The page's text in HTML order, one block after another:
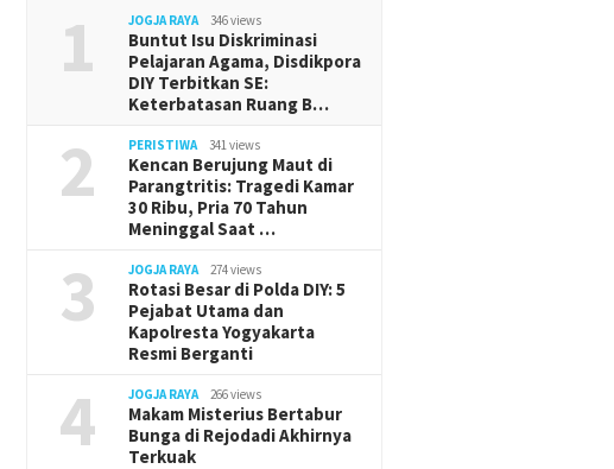
1 JOGJA RAYA 346 views
Buntut Isu Diskriminasi
Pelajaran Agama, Disdikpora
DIY Terbitkan SE:
Keterbatasan Ruang B…
2 PERISTIWA 341 views
Kencan Berujung Maut di
Parangtritis: Tragedi Kamar
30 Ribu, Pria 70 Tahun
Meninggal Saat …
3 JOGJA RAYA 274 views
Rotasi Besar di Polda DIY: 5
Pejabat Utama dan
Kapolresta Yogyakarta
Resmi Berganti
4 JOGJA RAYA 266 views
Makam Misterius Bertabur
Bunga di Rejodadi Akhirnya
Terkuak